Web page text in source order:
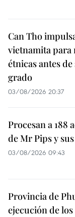
Can Tho
vietnamita para
étnicas antes
grado
03/08/2026 20:37
Procesan a 188
de Mr Pips y
03/08/2026 09:43
Provincia de
ejecución de